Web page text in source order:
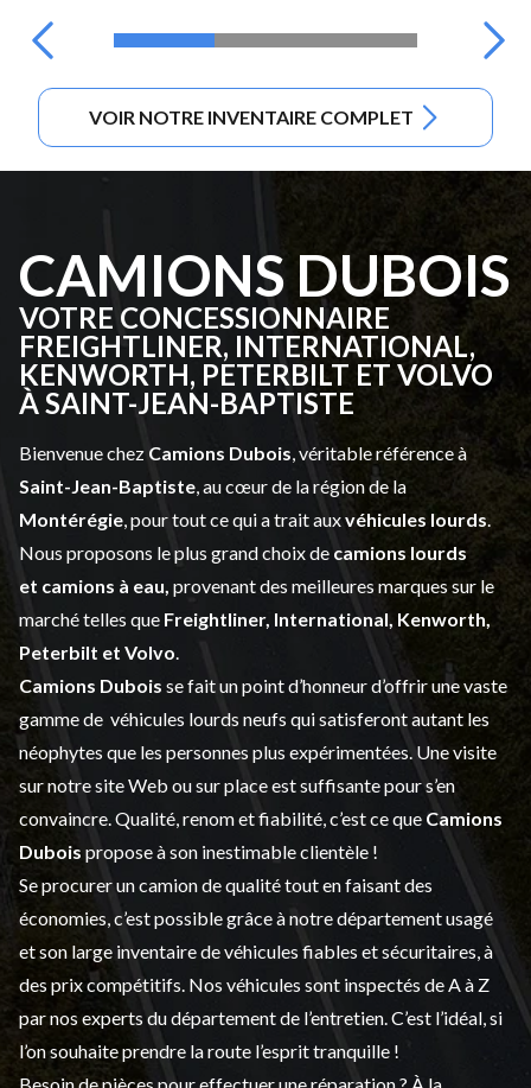
VOIR NOTRE INVENTAIRE COMPLET
CAMIONS DUBOIS
VOTRE CONCESSIONNAIRE
FREIGHTLINER, INTERNATIONAL,
KENWORTH, PETERBILT ET VOLVO
À SAINT-JEAN-BAPTISTE
Bienvenue chez Camions Dubois , véritable référence à
Saint-Jean-Baptiste , au cœur de la région de la
Montérégie , pour tout ce qui a trait auxvéhicules lourds
Nous proposons le plus grand choix de camions lourds
et camions à eau, provenant des meilleures marques sur le
marché telles que Freightliner, International, Kenworth,
Peterbilt et Volvo
Camions Dubois se fait un point d’honneur d’offrir une vaste
gamme de véhicules lourds neufs qui satisferont autant les
néophytes que les personnes plus expérimentées. Une visite
sur notre site Web ou sur place est suffisante pour s’en
convaincre. Qualité, renom et fiabilité, c’est ce que Camions
Dubois propose à son inestimable clientèle !
Se procurer un camion de qualité tout en faisant des
économies, c’est possible grâce à notredépartement usagé
et son large inventaire de véhicules fiables et sécuritaires, à
des prix compétitifs. Nos véhicules sont inspectés de A à Z
par nos experts du département de l’entretien . C’est l’idéal, si
l’on souhaite prendre la route l’esprit tranquille !
Besoin de pièces pour effectuer une réparation ? À la